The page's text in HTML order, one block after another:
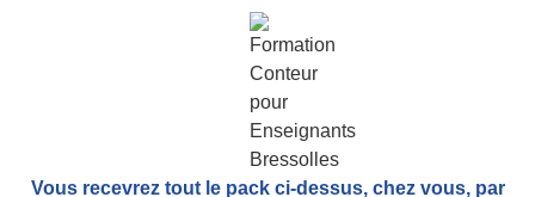
Vous recevrez tout le pack ci-dessus, chez vous, par